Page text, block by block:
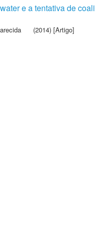
e a tentativa de
(2014) [Artigo]